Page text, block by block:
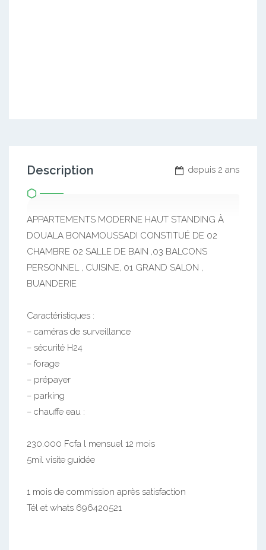
depuis 2 ans
Description
APPARTEMENTS MODERNE HAUT STANDING À
DOUALA BONAMOUSSADI CONSTITUÉ DE 02
CHAMBRE 02 SALLE DE BAIN ,03 BALCONS
PERSONNEL , CUISINE, 01 GRAND SALON ,
BUANDERIE
Caractéristiques :
– caméras de surveillance
– sécurité H24
– forage
– prépayer
– parking
– chauffe eau :
230.000 Fcfa l mensuel 12 mois
5mil visite guidée
1 mois de commission après satisfaction
Tél et whats 696420521